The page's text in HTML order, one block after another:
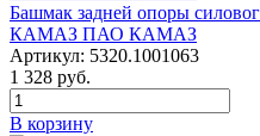
Башмак задней опоры
КАМАЗ ПАО КАМАЗ
Артикул: 5320.1001063
1 328 руб.
В корзину